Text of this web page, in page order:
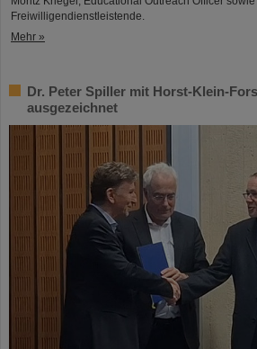
Freiwilligendienstleistende.
Mehr »
Dr. Peter Spiller mit Horst-Klein-
ausgezeichnet